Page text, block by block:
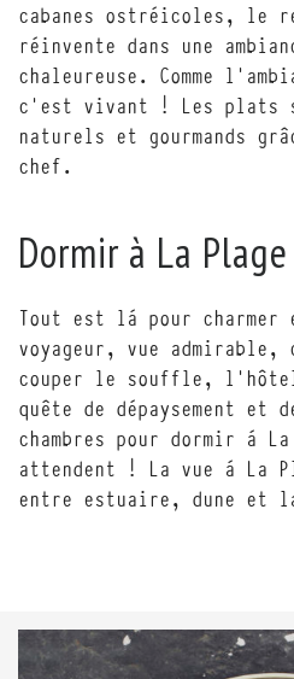
cabanes ostréicoles, le
réinvente dans une
chaleureuse. Comme
c’est vivant ! Les plats
naturels et gourmands
chef.
Dormir à La Plage
Tout est là pour charmer
voyageur, vue
couper le souffle,
quête de dépaysement et
chambres pour dormir à
attendent ! La vue à La
entre estuaire, dune et